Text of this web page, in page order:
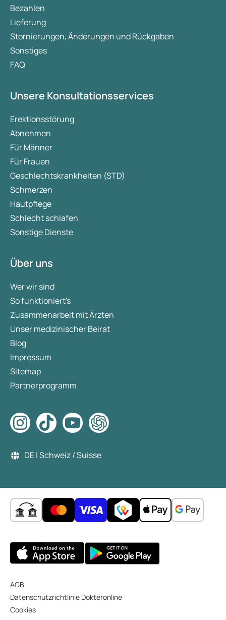
Bezahlen
Lieferung
Stornierungen, Änderungen und Rückgaben
Sonstiges
FAQ
Unsere Konsultationsservices
Erektionsstörung
Abnehmen
Für Männer
Für Frauen
Geschlechtskrankheiten (STD)
Schmerzen
Hautpflege
Schlecht schlafen
Sonstige Dienste
Über uns
Wer wir sind
So funktioniert's
Zusammenarbeit mit Ärzten
Unser medizinischer Beirat
Blog
Impressum
Sitemap
Partnerprogramm
DE | Schweiz / Suisse
AGB
Datenschutzrichtlinie Dokteronline
Cookies